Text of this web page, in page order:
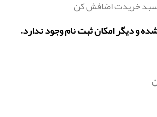
سبد خریدت اضافش کن
و دیگر امکان ثبت نام وجود ندارد.